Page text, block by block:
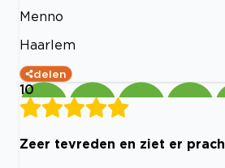
Menno
Haarlem
delen
10
Zeer tevreden en ziet er